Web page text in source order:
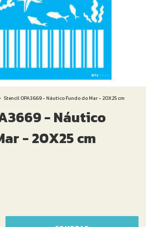
Stencil OPA3669 - Náutico Fundo do Mar - 20X25 cm
- Náutico
- 20X25 cm